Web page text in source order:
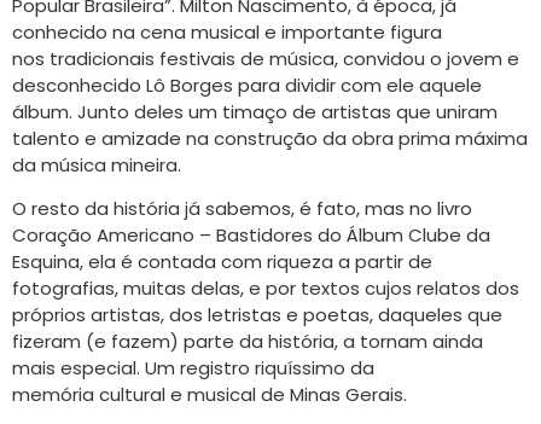
Popular Brasileira”. Milton Nascimento, à época, já
conhecido na cena musical e importante figura
nos tradicionais festivais de música, convidou o jovem e
desconhecido Lô Borges para dividir com ele aquele
álbum. Junto deles um timaço de artistas que uniram
talento e amizade na construção da obra prima máxima
da música mineira.
O resto da história já sabemos, é fato, mas no livro
Coração Americano – Bastidores do Álbum Clube da
Esquina, ela é contada com riqueza a partir de
fotografias, muitas delas, e por textos cujos relatos dos
próprios artistas, dos letristas e poetas, daqueles que
fizeram (e fazem) parte da história, a tornam ainda
mais especial. Um registro riquíssimo da
memória cultural e musical de Minas Gerais.